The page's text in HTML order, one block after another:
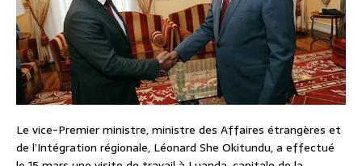
Le vice-Premier ministre, ministre des Affaires étrangères et
de l’Intégration régionale, Léonard She Okitundu, a effectué